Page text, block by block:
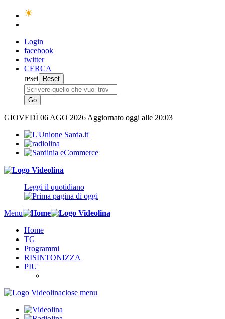
Login
facebook
twitter
CERCA
reset
GIOVEDÌ 06 AGO 2026 Aggiornato oggi alle 20:03
Leggi il quotidiano
Menu
Home
TG
Programmi
RISINTONIZZA
PIU'
close menu